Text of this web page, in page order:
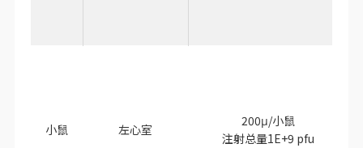
小鼠 左心室
200μ/小鼠
注射总量1E+9 pfu